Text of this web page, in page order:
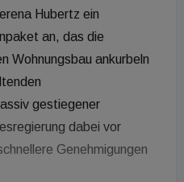
Hubertz ein
an, das die
Wohnungsbau ankurbeln
gestiegener
dabei vor
Genehmigungen